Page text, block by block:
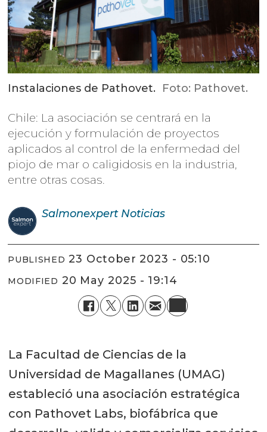
Instalaciones de Pathovet. Foto: Pathovet.
Chile: La asociación se centrará en la
ejecución y formulación de proyectos
aplicados al control de la enfermedad del
piojo de mar o caligidosis en la industria,
entre otras cosas.
Salmonexpert Noticias
PUBLISHED 23 October 2023 - 05:10
MODIFIED 20 May 2025 - 19:14
La Facultad de Ciencias de la
Universidad de Magallanes (UMAG)
estableció una asociación estratégica
con Pathovet Labs, biofábrica que